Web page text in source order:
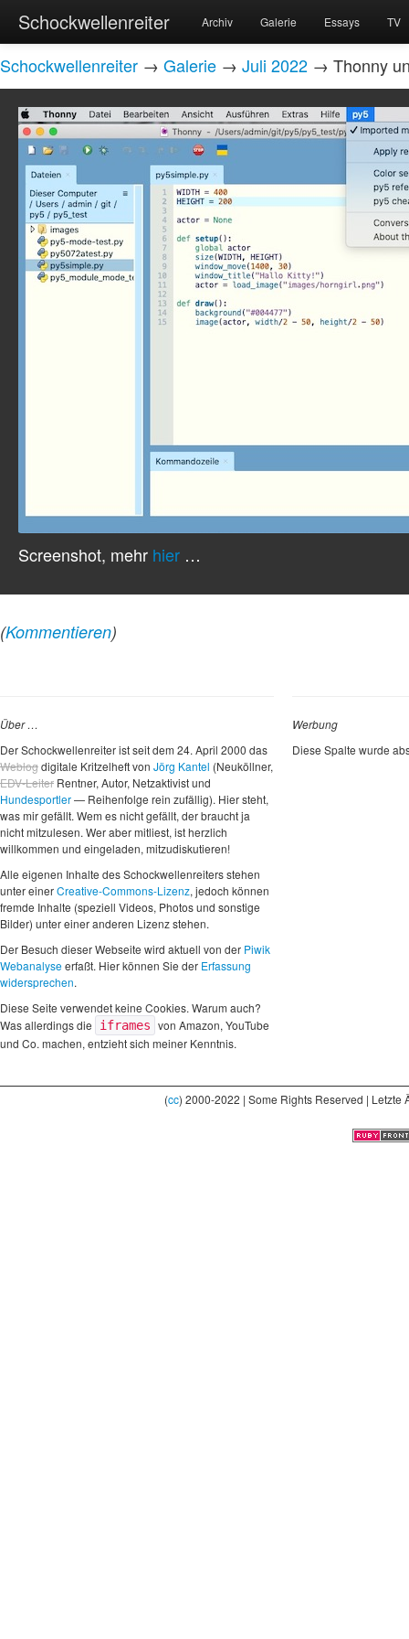
Schockwellenreiter Archiv Galerie Essays TV
Schockwellenreiter → Galerie → Juli 2022 → Thonny
Screenshot, mehr hier …
(Kommentieren)
Über …
Der Schockwellenreiter ist seit dem 24. April 2000 das
Weblogdigitale Kritzelheft von Jörg Kantel (Neuköllner,
EDV-Leiter Rentner, Autor, Netzaktivist und
Hundesportler— Reihenfolge rein zufällig). Hier steht,
was mir gefällt. Wem es nicht gefällt, der braucht ja
nicht mitzulesen. Wer aber mitliest, ist herzlich
willkommen und eingeladen, mitzudiskutieren!
Alle eigenen Inhalte des Schockwellenreiters stehen
unter einerCreative-Commons-Lizenz, jedoch können
fremde Inhalte (speziell Videos, Photos und sonstige
Bilder) unter einer anderen Lizenz stehen.
Der Besuch dieser Webseite wird aktuell von der Piwik
Webanalyseerfaßt. Hier können Sie der Erfassung
widersprechen.
Diese Seite verwendet keine Cookies. Warum auch?
Was allerdings die
iframes von Amazon, YouTube
und Co. machen, entzieht sich meiner Kenntnis.
Werbung
Diese Spalte wurde
(cc) 2000-2022 | Some Rights Reserved |